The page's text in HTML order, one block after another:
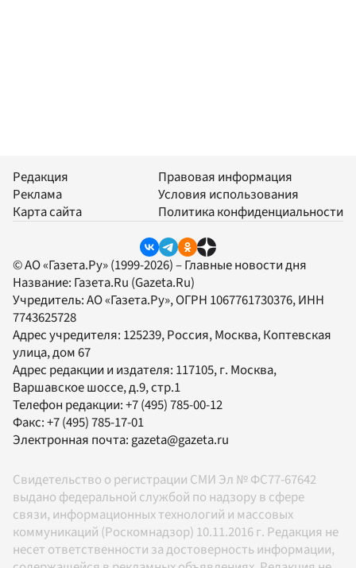
Редакция
Реклама
Карта сайта
Правовая информация
Условия использования
Политика конфиденциальности
© АО «Газета.Ру» (1999-2026) – Главные новости дня
Название: Газета.Ru (Gazeta.Ru)
Учредитель:АО «Газета.Ру», ОГРН 1067761730376, ИНН
7743625728
Адрес учредителя: 125239, Россия, Москва, Коптевская
улица, дом 67
Адрес редакции и издателя: 117105, г. Москва,
Варшавское шоссе, д.9, стр.1
Телефон редакции:+7 (495) 785-00-12
Факс:+7 (495) 785-17-01
Электронная почта: gazeta@gazeta.ru
Свидетельство о регистрации СМИ Эл № ФС77-67642
выдано федеральной службой по надзору в сфере
связи, информационных технологий и массовых
коммуникаций (Роскомнадзор) 10.11.2016 г. Редакция не
несет ответственности за достоверность информации,